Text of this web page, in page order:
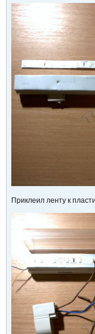
Приклеил ленту к